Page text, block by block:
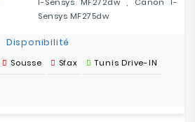
Sensys MF275dw
Disponibilité
Sousse Sfax Tunis Drive-IN